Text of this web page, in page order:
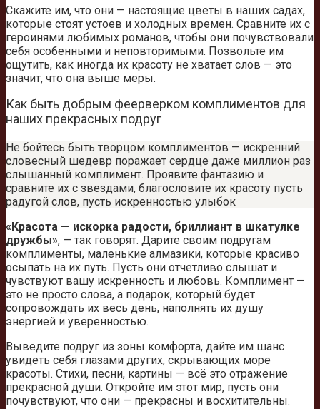
Скажите им, что они — настоящие цветы в наших садах,
которые стоят устоев и холодных времен. Сравните их с
героинями любимых романов, чтобы они почувствовали
себя особенными и неповторимыми. Позвольте им
ощутить, как иногда их красоту не хватает слов — это
значит, что она выше меры.
Как быть добрым феерверком комплиментов для
наших прекрасных подруг
Не бойтесь быть творцом комплиментов — искренний
словесный шедевр поражает сердце даже миллион раз
слышанный комплимент. Проявите фантазию и
сравните их с звездами, благословите их красоту пусть
радугой слов, пусть искренностью улыбок
«Красота — искорка радости, бриллиант в шкатулке
дружбы», — так говорят. Дарите своим подругам
комплименты, маленькие алмазики, которые красиво
осыпать на их путь. Пусть они отчетливо слышат и
чувствуют вашу искренность и любовь. Комплимент —
это не просто слова, а подарок, который будет
сопровождать их весь день, наполнять их душу
энергией и уверенностью.
Выведите подруг из зоны комфорта, дайте им шанс
увидеть себя глазами других, скрывающих море
красоты. Стихи, песни, картины — всё это отражение
прекрасной души. Откройте им этот мир, пусть они
почувствуют, что они — прекрасны и восхитительны.